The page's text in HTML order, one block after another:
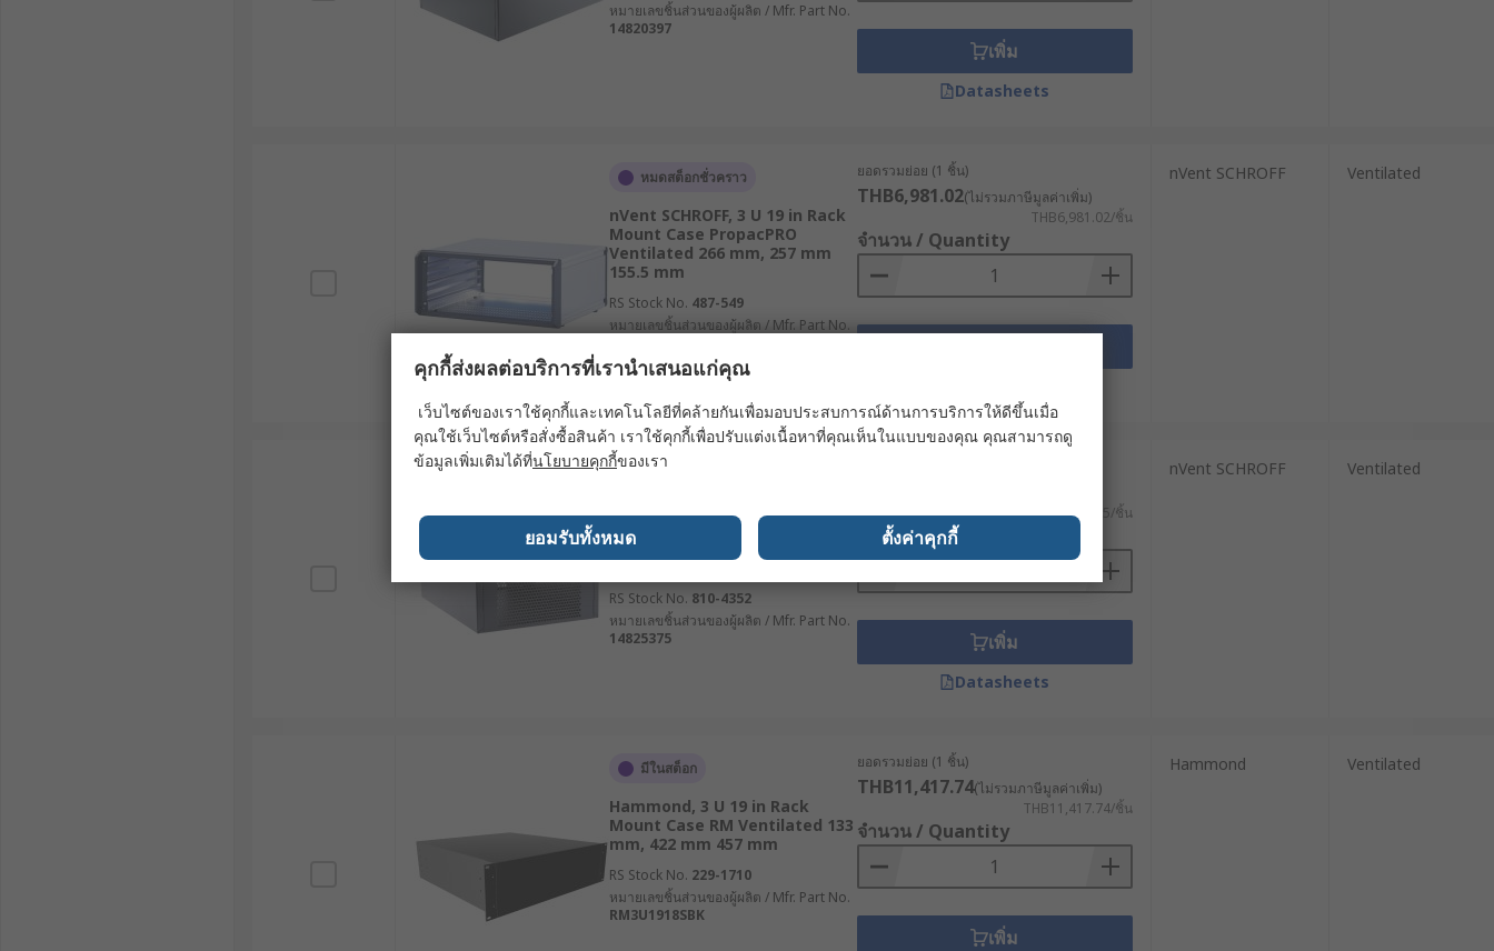
เคสแชสซีเซิร์ฟเวอร์แบบ Fixed Rackmount เป็นประเภทที่ออกแบบให้ติดตั้งอุปกรณ์ในลักษณะยึดติดถาวรกับตู้แร็ค โครงสร้างของเคสมีความแข็งแรงและแน่นหนา
ทำให้เหมาะสำหรับการติดตั้งอุปกรณ์ที่ไม่ต้องเคลื่อนย้ายบ่อย เช่น เซิร์ฟเวอร์ที่ทำงานต่อเนื่องเป็นเวลานาน หรืออุปกรณ์ที่มีน้ำหนักมาก เช่น แบตเตอรี่สำรองไฟ (UPS)
ข้อดีของเคสประเภทนี้คือราคาไม่สูงมาก แต่ข้อเสียคือการบำรุงรักษาหรืออัปเกรดอุปกรณ์อาจต้องใช้เวลาและความพยายามมากขึ้น เพราะไม่สามารถเลื่อนถาดออก
เคสแบบ Sliding Rackmount มาพร้อมกับระบบถาดเลื่อนที่ช่วยให้สามารถดึงอุปกรณ์ออกมาจากตู้แร็คได้อย่างสะดวกสบาย เหมาะสำหรับการใช้งานในระบบที่ต้อง
บำรุงรักษาบ่อยครั้ง เช่น การอัปเกรดฮาร์ดแวร์ หรือการตรวจสอบสถานะของอุปกรณ์ จุดเด่นของเคสประเภทนี้คือการช่วยลดเวลาและแรงงานในการดูแลระบบ แต่ใน
ขณะเดียวกันก็มีราคาสูงกว่าเคสแบบ Fixed Rackmount
เคสแบบ Wall-Mount Rack เป็นตัวเลือกที่เหมาะสำหรับธุรกิจขนาดเล็กหรือพื้นที่ที่มีข้อจำกัดด้านขนาด เช่น ร้านค้า สำนักงาน หรือสถานที่ที่ไม่สามารถติดตั้งตู้แร็ค
ขนาดใหญ่ได้ โดยเคสประเภทนี้สามารถติดบนผนังเพื่อประหยัดพื้นที่ แต่รองรับอุปกรณ์ได้น้อยกว่าตู้แร็คแบบมาตรฐาน เหมาะสำหรับการติดตั้งอุปกรณ์ที่มีน้ำหนักเบา
เคสแบบ Portable Rack ออกแบบมาให้มีลักษณะเคลื่อนย้ายได้สะดวก เหมาะสำหรับงานอีเวนต์ การบันทึกเสียงในสถานที่ หรือการจัดการระบบชั่วคราวใน
สถานการณ์ฉุกเฉิน เคสประเภทนี้มักมีล้อหรือมือจับเพื่อให้พกพาง่าย และมีความทนทานต่อการกระแทก แต่ข้อเสียคือไม่เหมาะกับการติดตั้งระบบถาวร
คู่มือการเลือกเคสติดตั้งแบบแร็คเมาท์ให้เหมาะกับความต้องการ
การเลือกเคสเซิร์ฟเวอร์ที่เหมาะสมเป็นสิ่งสำคัญ เพื่อให้การใช้งานระบบเครือข่ายและเซิร์ฟเวอร์มีประสิทธิภาพสูงสุด
ตรวจสอบขนาดของอุปกรณ์ที่ต้องการติดตั้ง รวมถึงน้ำหนักสูงสุดที่เคสสามารถรองรับได้ เช่น หากใช้งานกับอุปกรณ์หนัก ควรเลือกเคสที่มีโครงสร้างแข็งแรงและวัสดุ
วัสดุของแร็คเซิร์ฟเวอร์ควรเป็นเหล็กกล้าหรืออะลูมิเนียมที่มีความแข็งแรงสูง เพื่อป้องกันความเสียหายจากแรงกระแทกและยืดอายุการใช้งาน
หมายเลขชิ้นส่วนของผู้ผลิต / Mfr. Part No.
14820397
เพิ่ม
Datasheets
หมดสต็อกชั่วคราว
nVent SCHROFF, 3 U 19 in Rack
Mount Case PropacPRO
Ventilated 266 mm, 257 mm
155.5 mm
RS Stock No. 487-549
หมายเลขชิ้นส่วนของผู้ผลิต / Mfr. Part No.
ยอดรวมย่อย (1 ชิ้น)
THB6,981.02(ไม่รวมภาษีมูลค่าเพิ่ม)
THB6,981.02/ชิ้น
จำนวน / Quantity
nVent SCHROFF Ventilated
หมดสต็อกชั่วคราว
nVent SCHROFF, 3 U 19 in Rack
Mount Case Interscale M
Ventilated 221 mm, 310 mm
133 mm
RS Stock No. 810-4352
หมายเลขชิ้นส่วนของผู้ผลิต / Mfr. Part No.
14825375
THB3,107.35/ชิ้น
จำนวน / Quantity
เพิ่ม
Datasheets
nVent SCHROFF Ventilated
มีในสต็อก
Hammond, 3 U 19 in Rack
Mount Case RM Ventilated 133
mm, 422 mm 457 mm
RS Stock No. 229-1710
หมายเลขชิ้นส่วนของผู้ผลิต / Mfr. Part No.
RM3U1918SBK
ยอดรวมย่อย (1 ชิ้น)
THB11,417.74(ไม่รวมภาษีมูลค่าเพิ่ม)
THB11,417.74/ชิ้น
จำนวน / Quantity
เพิ่ม
Hammond Ventilated
คุกกี้ส่งผลต่อบริการที่เรานำเสนอแก่คุณ
เว็บไซต์ของเราใช้คุกกี้และเทคโนโลยีที่คล้ายกันเพื่อมอบประสบการณ์ด้านการบริการให้ดีขึ้นเมื่อ
คุณใช้เว็บไซต์หรือสั่งซื้อสินค้า เราใช้คุกกี้เพื่อปรับแต่งเนื้อหาที่คุณเห็นในแบบของคุณ คุณสามารถดู
ข้อมูลเพิ่มเติมได้ที่นโยบายคุกกี้ของเรา
ยอมรับทั้งหมด ตั้งค่าคุกกี้